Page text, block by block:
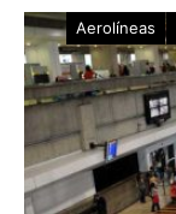
Aerolíneas